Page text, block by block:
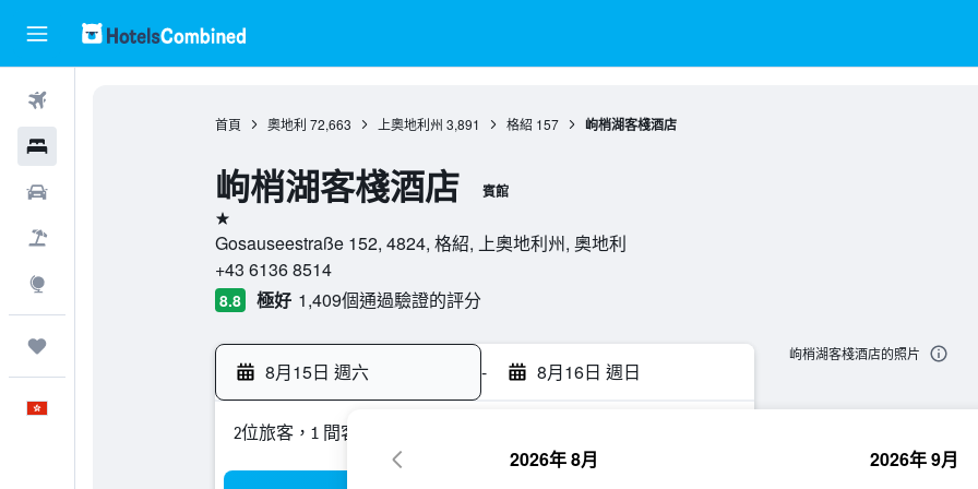
首頁 奧地利 72,663 上奧地利州 3,891 格紹 157 岣梢湖客棧酒店
岣梢湖客棧酒店 賓館
1星級
Gosauseestraße 152, 4824, 格紹, 上奧地利州, 奧地利
+43 6136 8514
8.8 極好 1,409個通過驗證的評分
8月15日 週六 - 8月16日 週日
2位旅客，1 間客房
岣梢湖客棧酒店的照片
2026年 8月 2026年 9月